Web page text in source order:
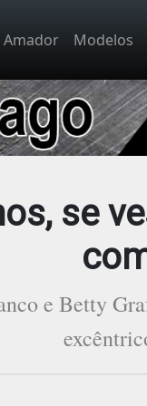
Amador Modelos
se
e Betty